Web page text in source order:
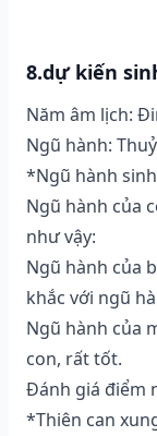
8.dự kiến
Năm âm lịch:
Ngũ hành:
*Ngũ hành
Ngũ hành của
như vậy:
Ngũ hành của
khắc với ngũ
Ngũ hành của
con, rất tốt.
Đánh giá điểm
*Thiên can